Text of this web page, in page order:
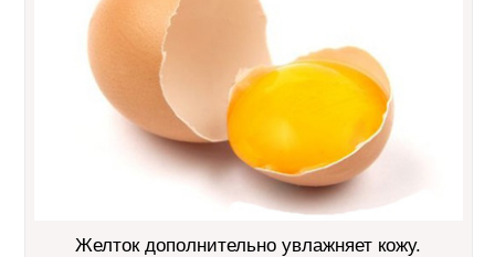
Желток дополнительно увлажняет кожу.